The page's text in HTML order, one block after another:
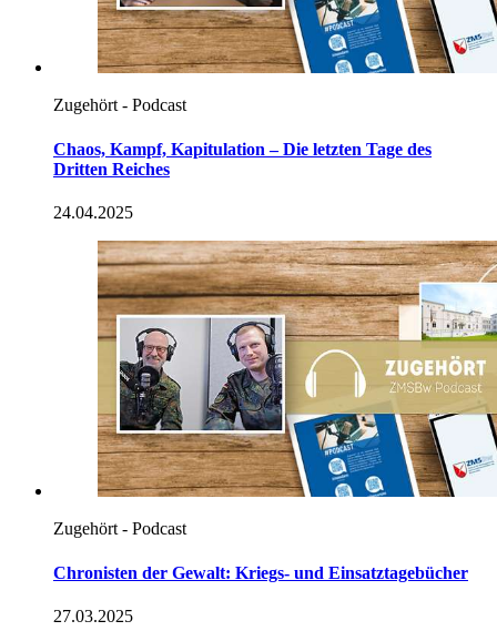
Zugehört - Podcast
Chaos, Kampf, Kapitulation – Die letzten Tage des
Dritten Reiches
24.04.2025
Zugehört - Podcast
Chronisten der Gewalt: Kriegs- und Einsatztagebücher
27.03.2025